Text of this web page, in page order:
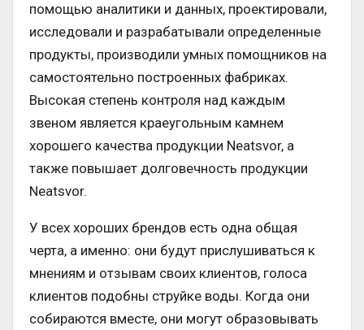
помощью аналитики и данных, проектировали,
исследовали и разрабатывали определенные
продукты, производили умных помощников на
самостоятельно построенных фабриках.
Высокая степень контроля над каждым
звеном является краеугольным камнем
хорошего качества продукции Neatsvor, а
также повышает долговечность продукции
Neatsvor.
У всех хороших брендов есть одна общая
черта, а именно: они будут прислушиваться к
мнениям и отзывам своих клиентов, голоса
клиентов подобны струйке воды. Когда они
собираются вместе, они могут образовывать